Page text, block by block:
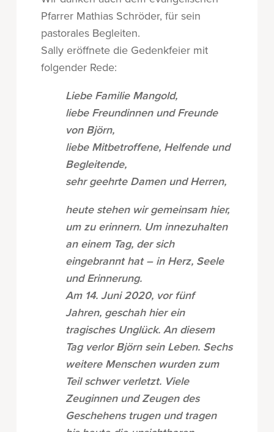
Pfarrer Mathias Schröder, für sein
pastorales Begleiten.
Sally eröffnete die Gedenkfeier mit
folgender Rede:
Liebe Familie Mangold,
liebe Freundinnen und Freunde
von Björn,
liebe Mitbetroffene, Helfende und
Begleitende,
sehr geehrte Damen und Herren,
heute stehen wir gemeinsam hier,
um zu erinnern. Um innezuhalten
an einem Tag, der sich
eingebrannt hat – in Herz, Seele
und Erinnerung.
Am 14. Juni 2020, vor fünf
Jahren, geschah hier ein
tragisches Unglück. An diesem
Tag verlor Björn sein Leben. Sechs
weitere Menschen wurden zum
Teil schwer verletzt. Viele
Zeuginnen und Zeugen des
Geschehens trugen und tragen